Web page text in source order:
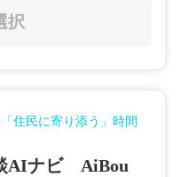
択
住民に寄り添う」時間
AIナビ AiBou